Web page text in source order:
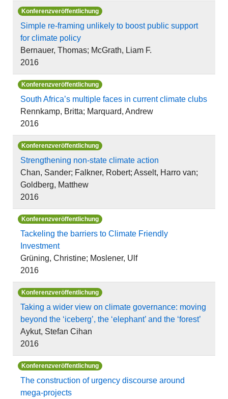
Konferenzveröffentlichung
Simple re-framing unlikely to boost public support
for climate policy
Bernauer, Thomas; McGrath, Liam F.
2016
Konferenzveröffentlichung
South Africa’s multiple faces in current climate clubs
Rennkamp, Britta; Marquard, Andrew
2016
Konferenzveröffentlichung
Strengthening non-state climate action
Chan, Sander; Falkner, Robert; Asselt, Harro van;
Goldberg, Matthew
2016
Konferenzveröffentlichung
Tackeling the barriers to Climate Friendly
Investment
Grüning, Christine; Moslener, Ulf
2016
Konferenzveröffentlichung
Taking a wider view on climate governance: moving
beyond the ‘iceberg’, the ‘elephant’ and the ‘forest’
Aykut, Stefan Cihan
2016
Konferenzveröffentlichung
The construction of urgency discourse around
mega-projects